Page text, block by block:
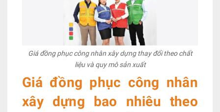
Giá đồng phục công nhân xây dựng thay đổi theo chất
liệu và quy mô sản xuất
Giá đồng phục công nhân
xây dựng bao nhiêu theo